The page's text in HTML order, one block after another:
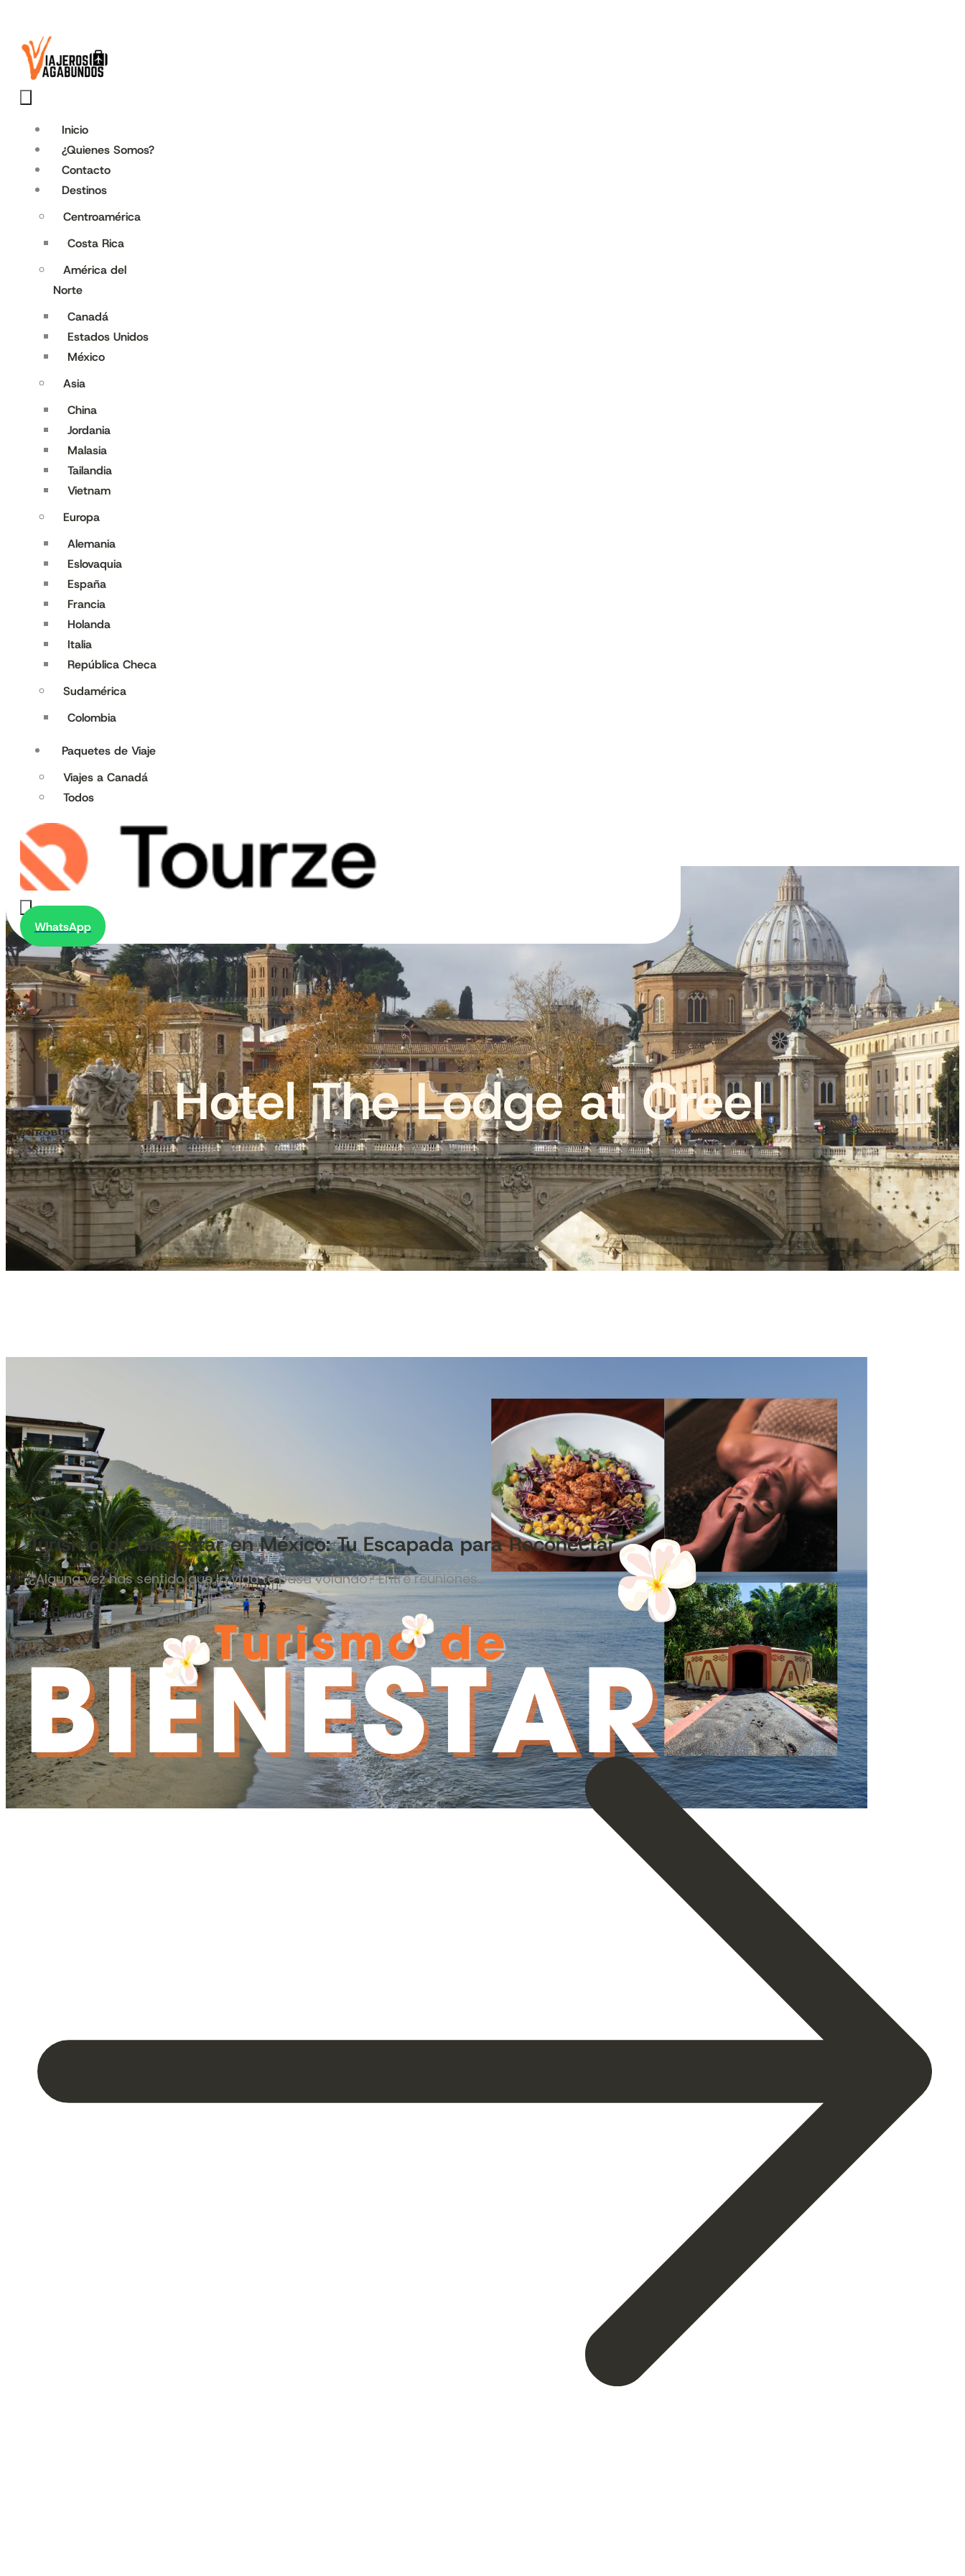
Inicio
¿Quienes Somos?
Contacto
Destinos
Centroamérica
Costa Rica
América del
Norte
Canadá
Estados Unidos
México
Asia
China
Jordania
Malasia
Tailandia
Vietnam
Europa
Alemania
Eslovaquia
España
Francia
Holanda
Italia
República Checa
Sudamérica
Colombia
Paquetes de Viaje
Viajes a Canadá
Todos
WhatsApp
Hotel The Lodge at Creel
Turismo de Bienestar en México: Tu Escapada para Reconectar
¿Alguna vez has sentido que la vida te pasa volando? Entre reuniones…
Read More